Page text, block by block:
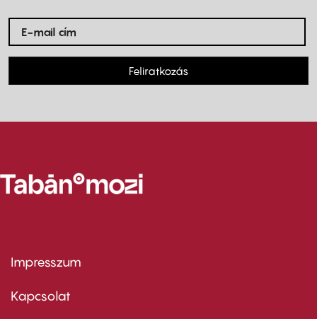
Feliratkozás
Footer
first
Impresszum
Kapcsolat